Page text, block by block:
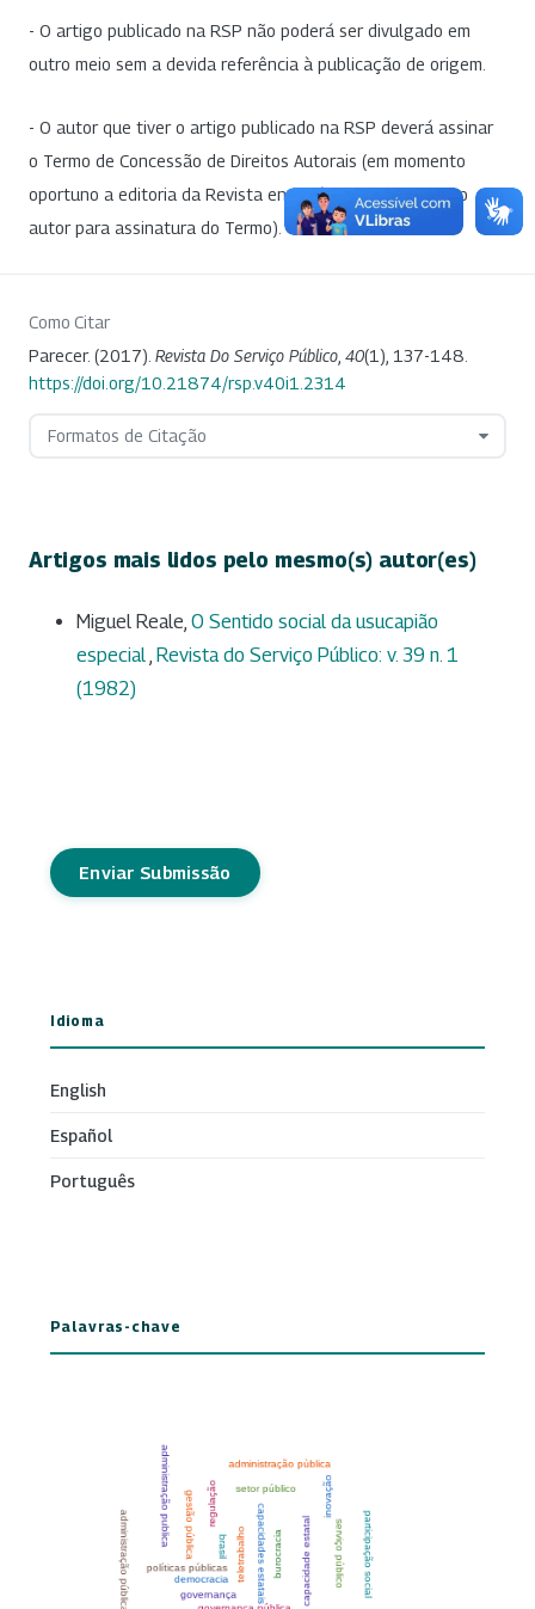
- O artigo publicado na RSP não poderá ser divulgado em
outro meio sem a devida referência à publicação de origem.
- O autor que tiver o artigo publicado na RSP deverá assinar
o Termo de Concessão de Direitos Autorais (em momento
oportuno a editoria da Revista entrará em contato com o
autor para assinatura do Termo).
Como Citar
Parecer. (2017). Revista Do Serviço Público 40(1), 137-148.
https://doi.org/10.21874/rsp.v40i1.2314
Formatos de Citação
Artigos mais lidos pelo mesmo(s) autor(es)
Miguel Reale, O Sentido social da usucapião
especial, Revista do Serviço Público: v. 39 n. 1
(1982)
Enviar Submissão
Idioma
English
Español
Português
Palavras-chave